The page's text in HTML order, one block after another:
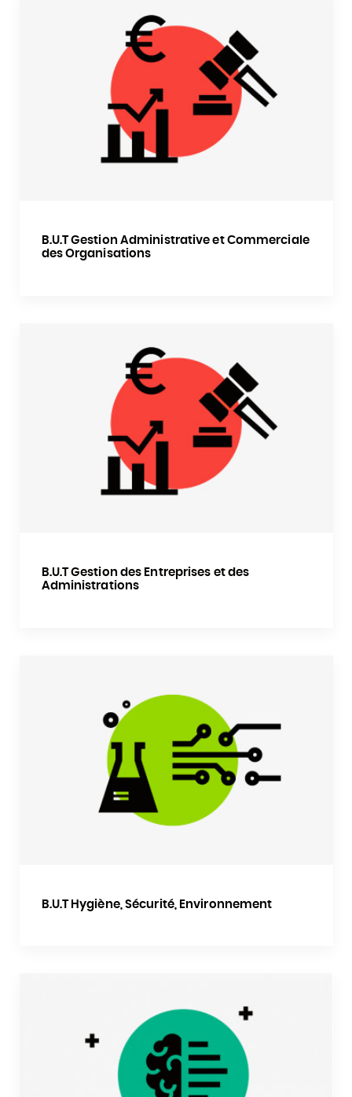
B.U.T Gestion Administrative et Commerciale
des Organisations
B.U.T Gestion des Entreprises et des
Administrations
B.U.T Hygiène, Sécurité, Environnement